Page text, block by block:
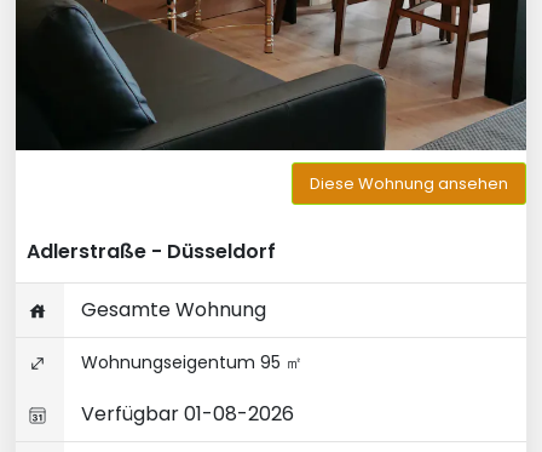
Diese Wohnung ansehen
Adlerstraße - Düsseldorf
Gesamte Wohnung
Wohnungseigentum 95 ㎡
Verfügbar 01-08-2026